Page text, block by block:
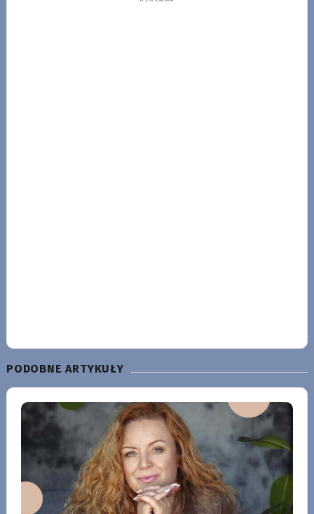
PODOBNE ARTYKUŁY